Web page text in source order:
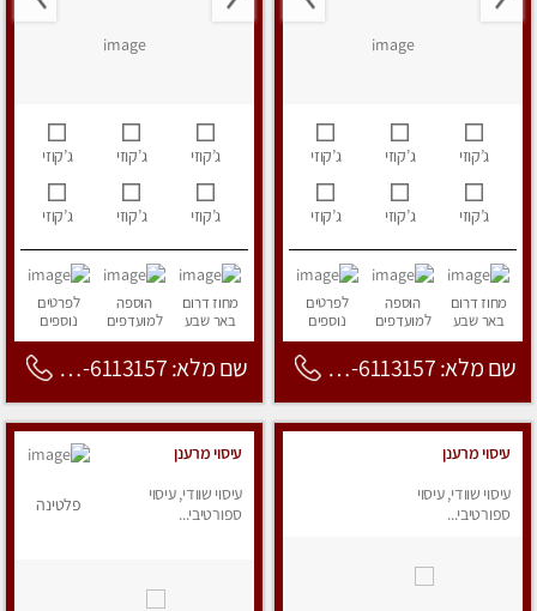
ג’קוזי ג’קוזי ג’קוזי
ג’קוזי ג’קוזי ג’קוזי
מחוז דרום
באר שבע
הוספה
למועדפים
לפרטים
נוספים
שם מלא: 053-6113157
ג’קוזי ג’קוזי ג’קוזי
ג’קוזי ג’קוזי ג’קוזי
מחוז דרום
באר שבע
הוספה
למועדפים
לפרטים
נוספים
שם מלא: 053-6113157
עיסוי מרענן
עיסוי שוודי, עיסוי
ספורטיבי...
עיסוי מרענן
עיסוי שוודי, עיסוי
ספורטיבי...
פלטינה